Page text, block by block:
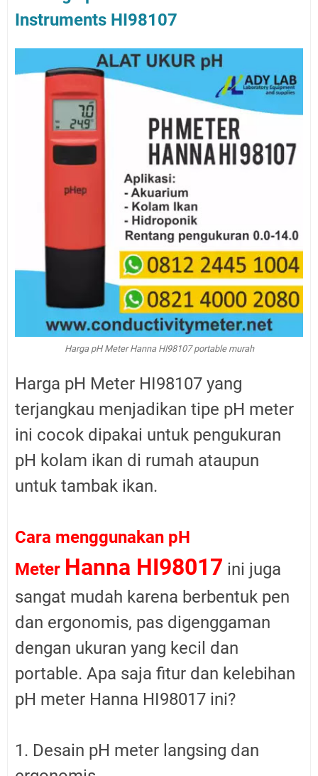
Instruments HI98107
Harga pH Meter Hanna HI98107 portable murah
Harga pH Meter HI98107 yang
terjangkau menjadikan tipe pH meter
ini cocok dipakai untuk pengukuran
pH kolam ikan di rumah ataupun
untuk tambak ikan.
Cara menggunakan pH
Meter Hanna HI98017 ini juga
sangat mudah karena berbentuk pen
dan ergonomis, pas digenggaman
dengan ukuran yang kecil dan
portable. Apa saja fitur dan kelebihan
pH meter Hanna HI98017 ini?
1. Desain pH meter langsing dan